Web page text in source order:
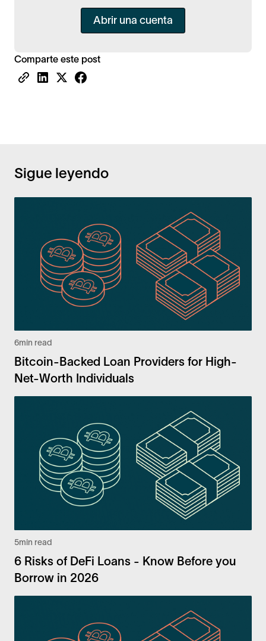
Abrir una cuenta
Comparte este post
Sigue leyendo
6min read
Bitcoin-Backed Loan Providers for High-
Net-Worth Individuals
5min read
6 Risks of DeFi Loans - Know Before you
Borrow in 2026